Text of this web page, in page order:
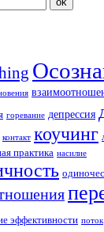
горевание депрессия
контакт коучинг
практика насилие
эффективности поток